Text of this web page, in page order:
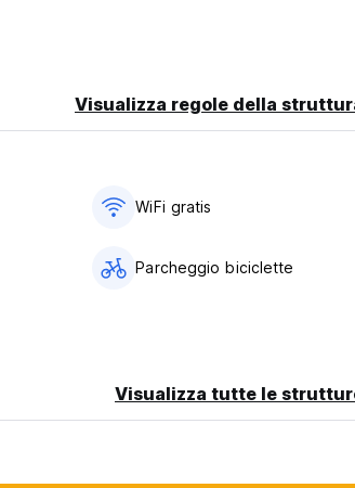
Visualizza regole della
WiFi gratis
Parcheggio biciclette
Visualizza tutte le